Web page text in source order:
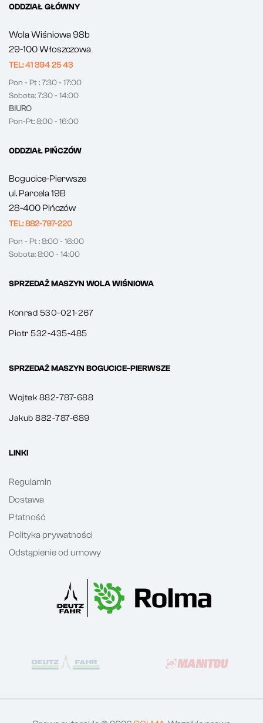
ODDZIAŁ GŁÓWNY
Wola Wiśniowa 98b
29-100 Włoszczowa
TEL: 41 394 25 43
Pon - Pt : 7:30 - 17:00
Sobota: 7:30 - 14:00
BIURO
Pon-Pt: 8:00 - 16:00
ODDZIAŁ PIŃCZÓW
Bogucice-Pierwsze
ul. Parcela 19B
28-400 Pińczów
TEL: 882-797-220
Pon - Pt : 8:00 - 16:00
Sobota: 8:00 - 14:00
SPRZEDAŻ MASZYN WOLA WIŚNIOWA
Konrad 530-021-267
Piotr 532-435-485
SPRZEDAŻ MASZYN BOGUCICE-PIERWSZE
Wojtek 882-787-688
Jakub 882-787-689
LINKI
Regulamin
Dostawa
Płatność
Polityka prywatności
Odstąpienie od umowy